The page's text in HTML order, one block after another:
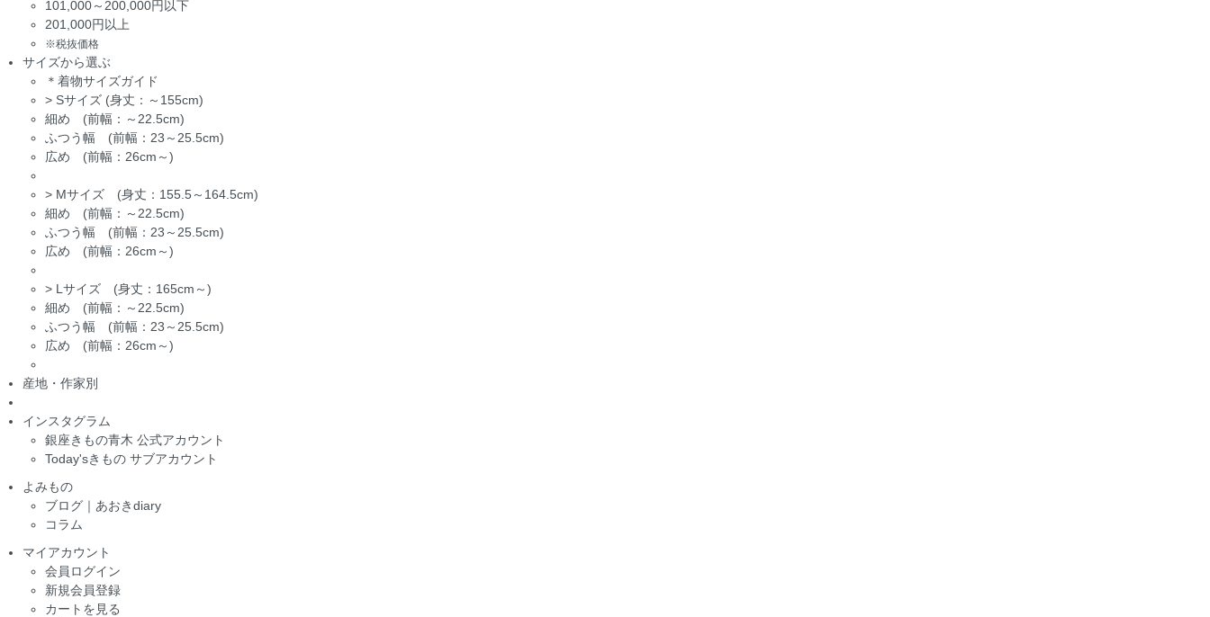
101,000～200,000円以下
201,000円以上
※税抜価格
サイズから選ぶ
＊着物サイズガイド
> Sサイズ (身丈：～155cm)
細め (前幅：～22.5cm)
ふつう幅 (前幅：23～25.5cm)
広め (前幅：26cm～)
> Mサイズ (身丈：155.5～164.5cm)
細め (前幅：～22.5cm)
ふつう幅 (前幅：23～25.5cm)
広め (前幅：26cm～)
> Lサイズ (身丈：165cm～)
細め (前幅：～22.5cm)
ふつう幅 (前幅：23～25.5cm)
広め (前幅：26cm～)
産地・作家別
インスタグラム
銀座きもの青木 公式アカウント
Today'sきもの サブアカウント
よみもの
ブログ｜あおきdiary
コラム
マイアカウント
会員ログイン
新規会員登録
カートを見る